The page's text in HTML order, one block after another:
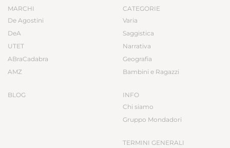
MARCHI
De Agostini
DeA
UTET
ABraCadabra
AMZ
BLOG
CATEGORIE
Varia
Saggistica
Narrativa
Geografia
Bambini e Ragazzi
INFO
Chi siamo
Gruppo Mondadori
TERMINI GENERALI